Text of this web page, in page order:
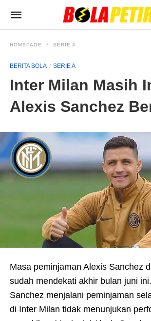
HOMEPAGE SERIE A
BERITA BOLA SERIE A
Inter Milan Masih
Alexis Sanchez
Masa peminjaman Alexis Sanchez
sudah mendekati akhir bulan juni
Sanchez menjalani peminjaman
di Inter Milan tidak menunjukan